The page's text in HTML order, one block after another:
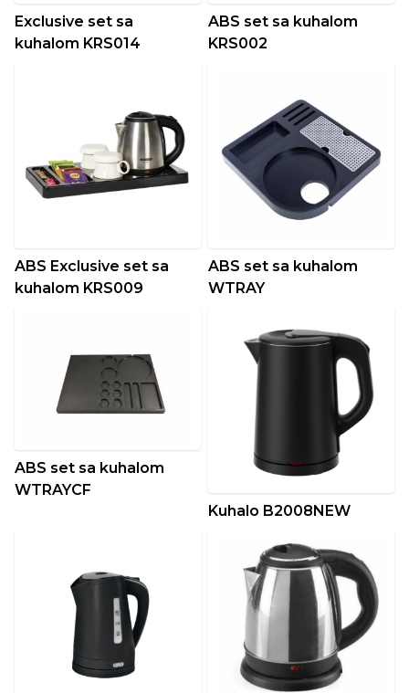
Exclusive set sa
kuhalom KRS014
ABS set sa kuhalom
KRS002
ABS Exclusive set sa
kuhalom KRS009
ABS set sa kuhalom
WTRAY
ABS set sa kuhalom
WTRAYCF
Kuhalo B2008NEW